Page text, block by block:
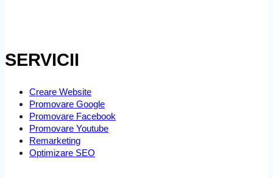
SERVICII
Creare Website
Promovare Google
Promovare Facebook
Promovare Youtube
Remarketing
Optimizare SEO